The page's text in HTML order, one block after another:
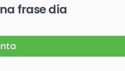
frase día